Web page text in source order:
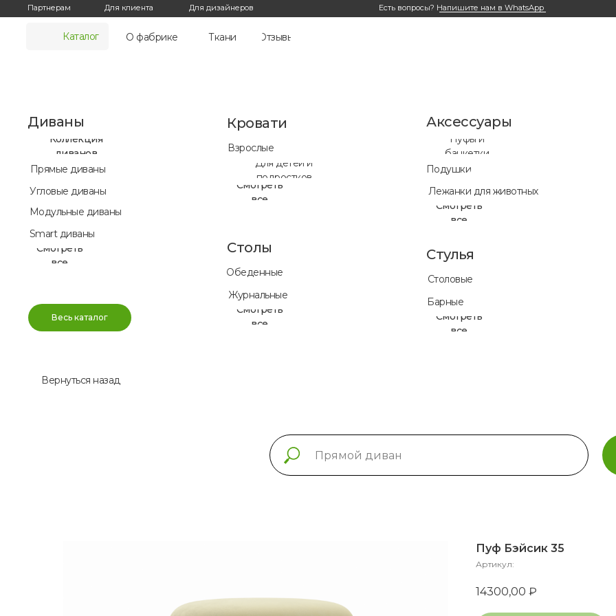
Каталог О фабрике Ткани Отзывы
Есть вопросы? Напишите нам в WhatsApp
Партнерам Для клиента Для дизайнеров
Диваны Кровати
Стулья
Аксессуары
Весь каталог
Прямые диваны
Угловые диваны
Модульные диваны
Smart диваны
Смотреть
все
Взрослые
Для детей и
подростков
Смотреть
все
Столовые
Барные
Смотреть
все
Столы
Обеденные
Журнальные
Смотреть
все
Пуфы и
банкетки
Подушки
Лежанки для животных
Смотреть
все
Коллекция
диванов
Вернуться назад
Пуф Бэйсик 35
Артикул:
14300,00 ₽